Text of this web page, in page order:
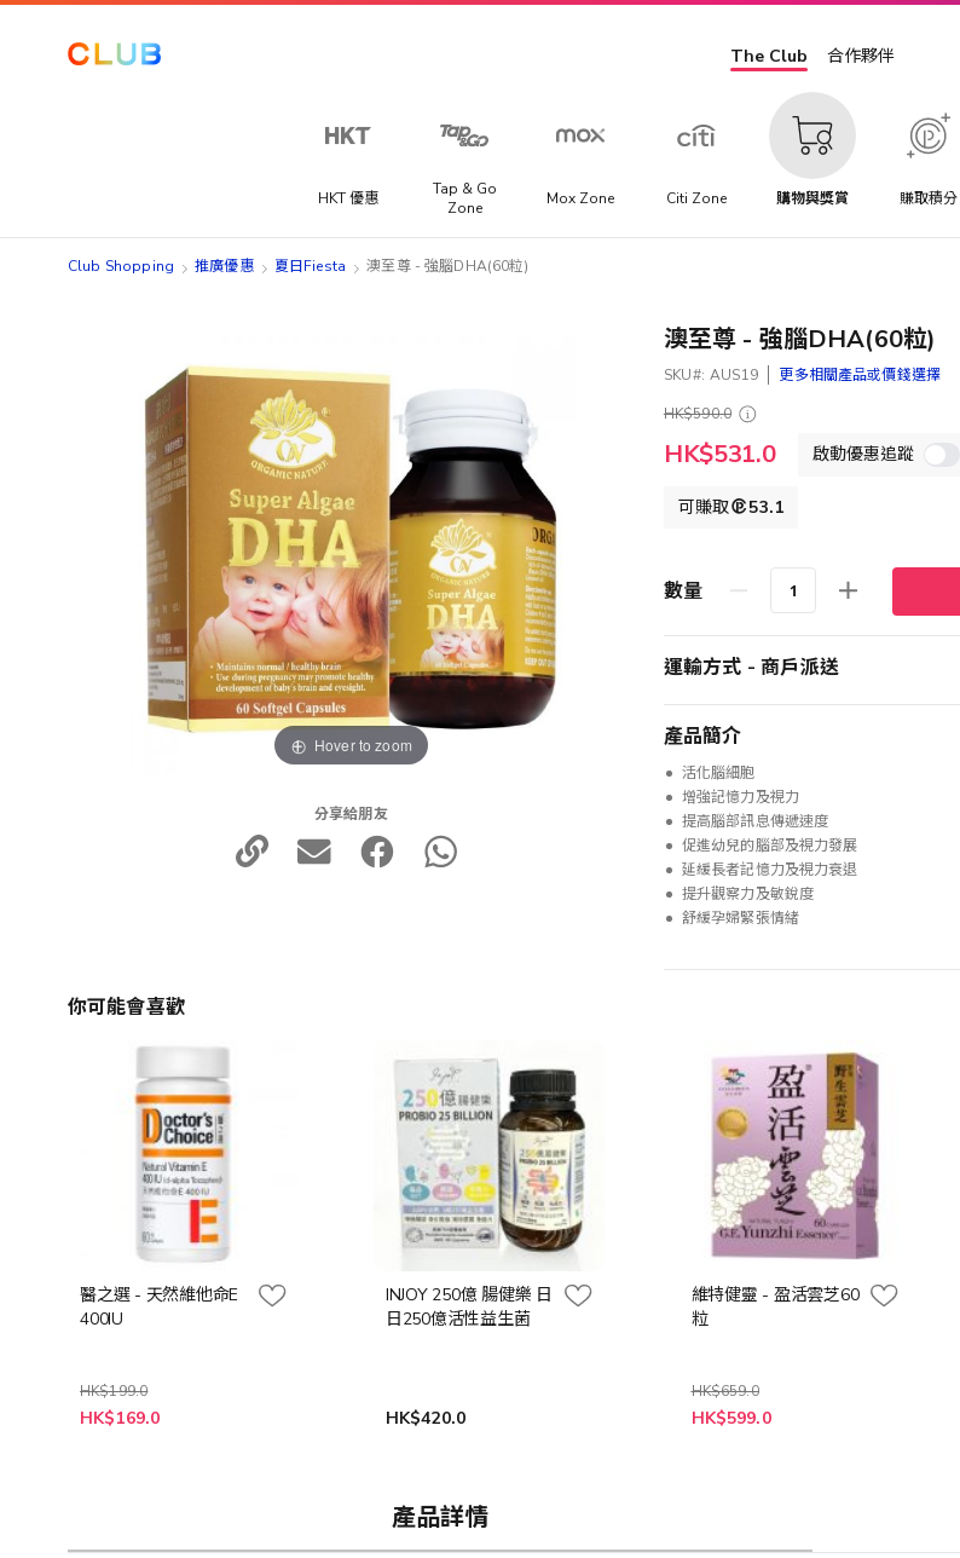
The Club 合作夥伴
HKT 優惠
Tap & Go
Zone
Mox Zone Citi Zone 購物與獎賞 賺取積分
Club Shopping 推廣優惠 夏日Fiesta 澳至尊 - 強腦DHA(60粒)
Hover to zoom
分享給朋友
澳至尊 - 強腦DHA(60粒)
SKU AUS19
更多相關產品或價錢選擇
HK$590.0
特
殊
HK$531.0 啟動優惠追蹤
可賺取 53.1
數量
運輸方式 - 商戶派送
產品簡介
活化腦細胞
增強記憶力及視力
提高腦部訊息傳遞速度
促進幼兒的腦部及視力發展
延緩長者記憶力及視力衰退
提升觀察力及敏銳度
舒緩孕婦緊張情緒
你可能會喜歡
醫之選 - 天然維他命E
400IU
HK$199.0
特
HK$169.0
INJOY 250億 腸健樂 日
日250億活性益生菌
HK$420.0
維特健靈 - 盈活雲芝60
粒
HK$659.0
特
HK$599.0
產品詳情